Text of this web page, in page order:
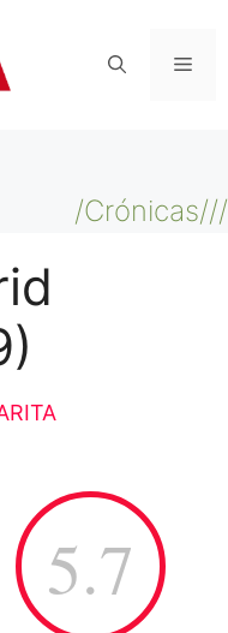
/Crónicas///
5.7